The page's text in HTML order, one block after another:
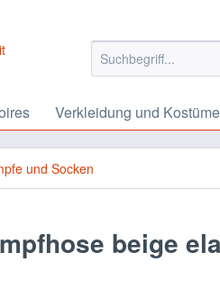
Verkleidung und Kostüme
und Socken
beige